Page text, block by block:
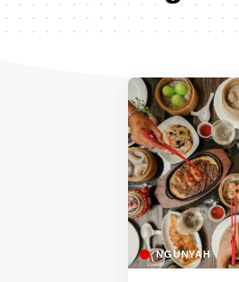
NGUNYAH